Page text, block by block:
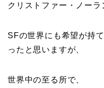
クリストファー・ノーラ
SFの世界にも希望が持
ったと思いますが、
世界中の至る所で、